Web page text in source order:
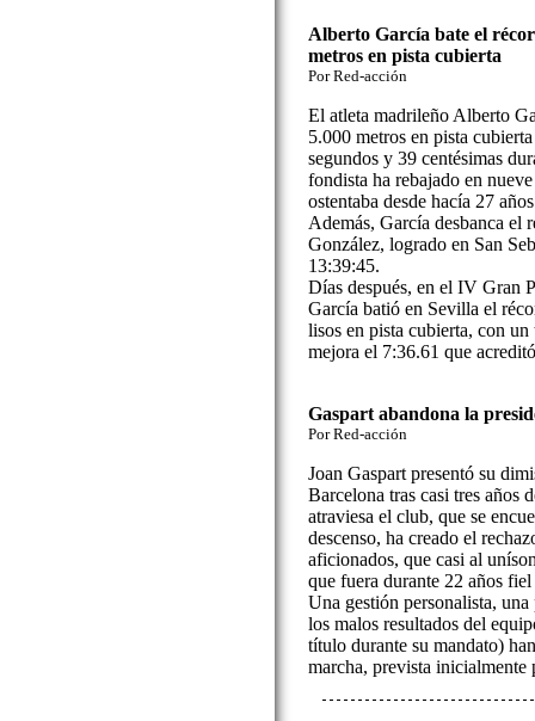
Alberto García bate el
metros en pista cubierta
Por Red-acción
El atleta madrileño Alberto
5.000 metros en pista
segundos y 39 centésimas
fondista ha rebajado en
ostentaba desde hacía 27
Además, García desbanca el
González, logrado en San
13:39:45.
Días después, en el IV Gran
García batió en Sevilla el
lisos en pista cubierta, con
mejora el 7:36.61 que
Gaspart abandona la
Por Red-acción
Joan Gaspart presentó su
Barcelona tras casi tres años
atraviesa el club, que se
descenso, ha creado el
aficionados, que casi al
que fuera durante 22 años
Una gestión personalista,
los malos resultados del
título durante su mandato)
marcha, prevista inicialmente